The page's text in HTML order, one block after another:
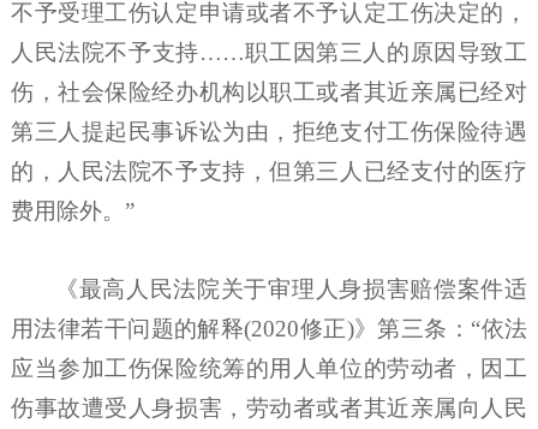
不予受理工伤认定申请或者不予认定工伤决定的，
人民法院不予支持……职工因第三人的原因导致工
伤，社会保险经办机构以职工或者其近亲属已经对
第三人提起民事诉讼为由，拒绝支付工伤保险待遇
的，人民法院不予支持，但第三人已经支付的医疗
费用除外。”
《最高人民法院关于审理人身损害赔偿案件适
用法律若干问题的解释(2020修正)》第三条：“依法
应当参加工伤保险统筹的用人单位的劳动者，因工
伤事故遭受人身损害，劳动者或者其近亲属向人民